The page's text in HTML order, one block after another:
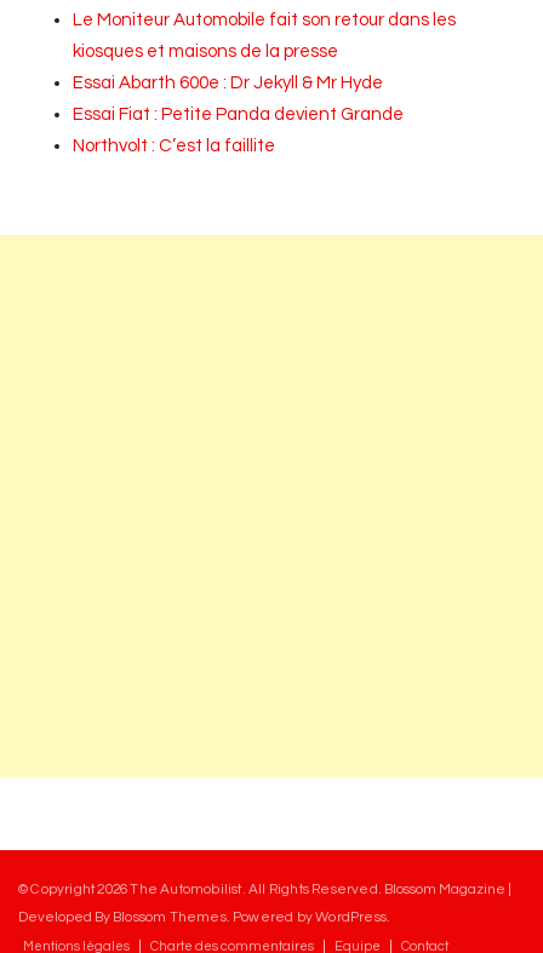
Le Moniteur Automobile fait son retour dans les
kiosques et maisons de la presse
Essai Abarth 600e : Dr Jekyll & Mr Hyde
Essai Fiat : Petite Panda devient Grande
Northvolt : C’est la faillite
© Copyright 2026The Automobilist. All Rights Reserved. Blossom Magazine |
Developed By Blossom Themes. Powered byWordPress
Mentions légales Charte des commentaires Equipe Contact